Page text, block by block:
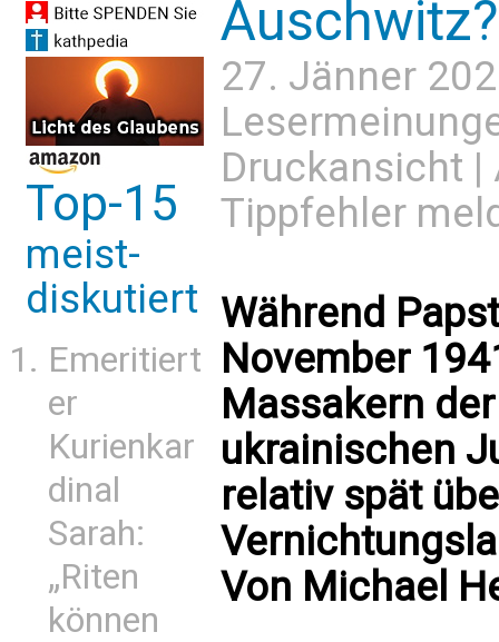
Top-15
meist-
diskutiert
Emeritiert
er
Kurienkar
dinal
Sarah:
„Riten
können
Auschwitz?
27. Jänner
Druckansicht |
Tippfehler
Während
November
Massakern
ukrainischen
relativ spät
Von Michael